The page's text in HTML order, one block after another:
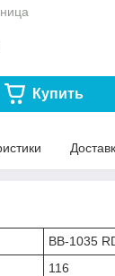
Купить
BB-1035
116